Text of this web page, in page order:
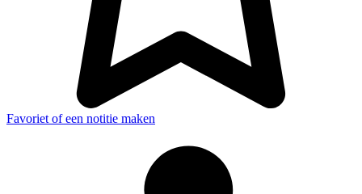
Favoriet of een notitie maken